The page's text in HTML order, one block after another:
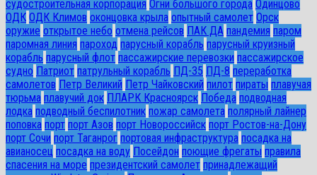
судостроительная корпорация Огни большого города Одинцово
ОДК ОДК Климов оконцовка крыла опытный самолет Орск
оружие открытое небо отмена рейсов ПАК ДА пандемия паром
паромная линия пароход парусный корабль парусный круизный
корабль парусный флот пассажирские перевозки пассажирское
судно Патриот патрульный корабль ПД-35 ПД-8 переработка
самолетов Петр Великий Петр Чайковский пилот пираты плавучая
тюрьма плавучий док ПЛАРК Красноярск Победа подводная
лодка подводный беспилотник пожар самолета полярный лайнер
поповка порт порт Азов порт Новороссийск порт Ростов-на-Дону
порт Сочи порт Таганрог портовая инфраструктура посадка на
авианосец посадка на воду Посейдон поющие фрегаты правила
спасения на море президентский самолет принадлежащий